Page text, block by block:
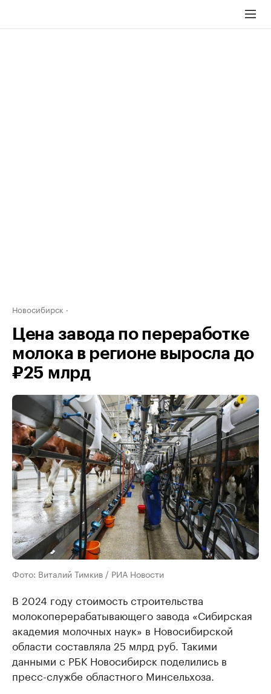
Новосибирск
Цена завода по переработке
молока в регионе выросла до
₽25 млрд
Фото: Виталий Тимкив / РИА Новости
В 2024 году стоимость строительства
молокоперерабатывающего завода «Сибирская
академия молочных наук» в Новосибирской
области составляла 25 млрд руб. Такими
данными с РБК Новосибирск поделились в
пресс-службе областного Минсельхоза.